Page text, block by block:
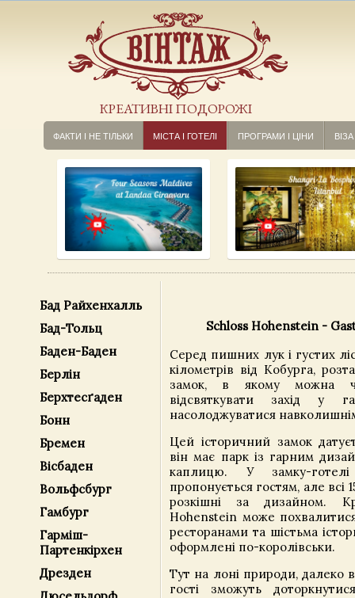
КРЕАТИВНІ ПОДОРОЖІ
ФАКТИ І НЕ ТІЛЬКИ МІСТА І ГОТЕЛІ ПРОГРАМИ І ЦІНИ ВІЗА
Бад Райхенхалль
Бад-Тольц
Баден-Баден
Берлін
Берхтесґаден
Бонн
Бремен
Вісбаден
Вольфсбург
Гамбург
Гарміш-
Партенкірхен
Дрезден
Schloss Hohenstein -
Серед пишних лук і густих
кілометрів від Кобурга,
замок, в якому можна
відсвяткувати захід у
насолоджуватися
Цей історичний замок
він має парк із гарним
каплицю. У замку-
пропонується гостям, але всі
розкішні за дизайном.
Hohenstein може
ресторанами та шістьма
оформлені по-королівськи.
Тут на лоні природи, далеко
гості зможуть